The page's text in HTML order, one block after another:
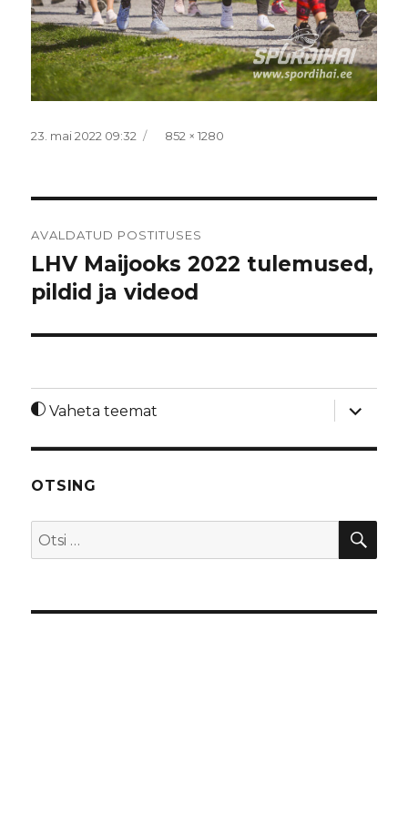
Postitatud
23. mai 2022 09:32 Täissuurus
852 × 1280
AVALDATUD POSTITUSES
LHV Maijooks 2022 tulemused,
pildid ja videod
Vaheta teemat
laienda
OTSING
Otsi: